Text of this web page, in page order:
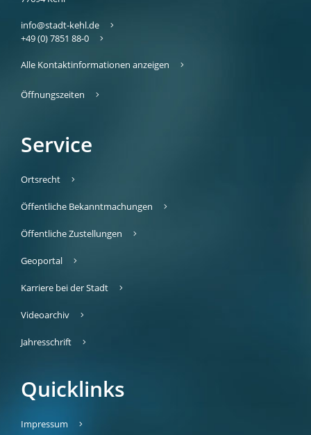
info@stadt-kehl.de
+49 (0) 7851 88-0
Alle Kontaktinformationen anzeigen
Öffnungszeiten
Service
Ortsrecht
Öffentliche Bekanntmachungen
Öffentliche Zustellungen
Geoportal
Karriere bei der Stadt
Videoarchiv
Jahresschrift
Quicklinks
Impressum